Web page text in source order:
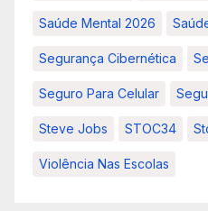
Saúde Mental 2026
Segurança Cibernética
Seguro Para Celular
Steve Jobs STOC34
Violência Nas Escolas